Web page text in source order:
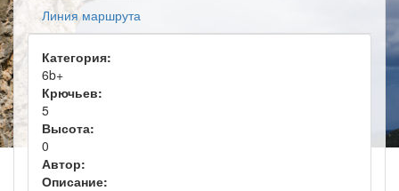
Линия маршрута
Категория:
6b+
Крючьев:
5
Высота:
0
Автор:
Описание: